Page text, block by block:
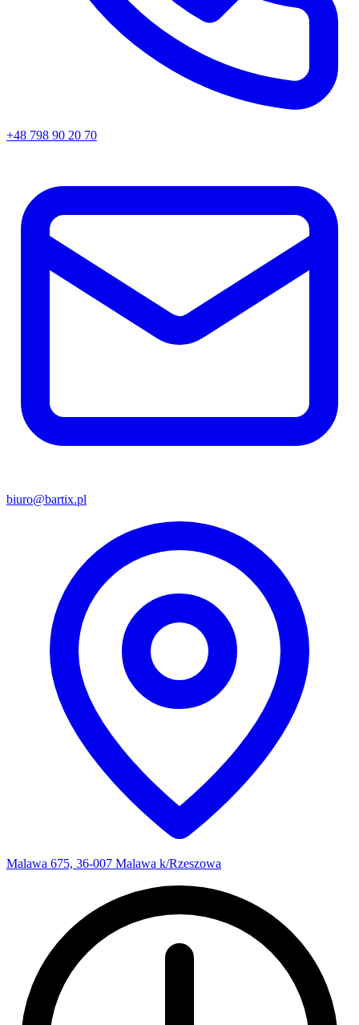
+48 798 90 20 70
biuro@bartix.pl
Malawa 675, 36-007 Malawa k/Rzeszowa